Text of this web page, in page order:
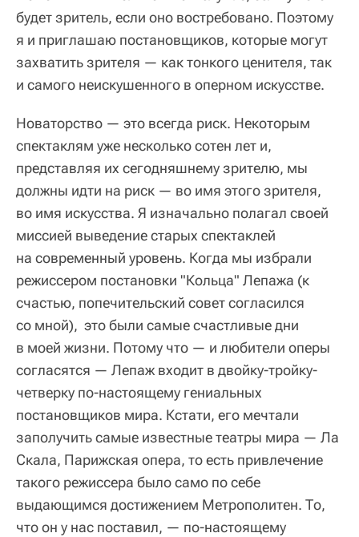
будет зритель, если оно востребовано. Поэтому
я и приглашаю постановщиков, которые могут
захватить зрителя — как тонкого ценителя, так
и самого неискушенного в оперном искусстве.
Новаторство — это всегда риск. Некоторым
спектаклям уже несколько сотен лет и,
представляя их сегодняшнему зрителю, мы
должны идти на риск — во имя этого зрителя,
во имя искусства. Я изначально полагал своей
миссией выведение старых спектаклей
на современный уровень. Когда мы избрали
режиссером постановки "Кольца" Лепажа (к
счастью, попечительский совет согласился
со мной), это были самые счастливые дни
в моей жизни. Потому что — и любители оперы
согласятся — Лепаж входит в двойку-тройку-
четверку по-настоящему гениальных
постановщиков мира. Кстати, его мечтали
заполучить самые известные театры мира — Ла
Скала, Парижская опера, то есть привлечение
такого режиссера было само по себе
выдающимся достижением Метрополитен. То,
что он у нас поставил, — по-настоящему